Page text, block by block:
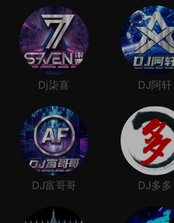
Dj柒喜 DJ阿轩
DJ富哥哥 DJ多多